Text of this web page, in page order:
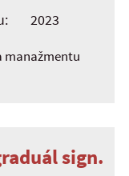
2023
manažmentu
sign.